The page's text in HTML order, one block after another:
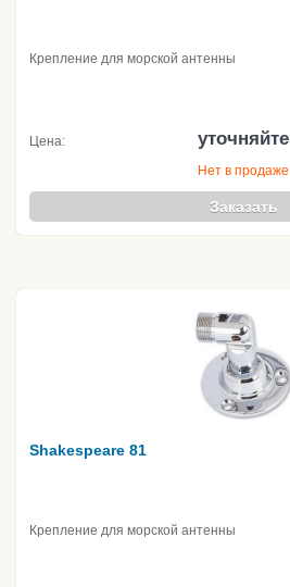
Крепление для морской антенны
Цена: уточняйте
Нет в продаже
Заказать
Shakespeare 81
Крепление для морской антенны